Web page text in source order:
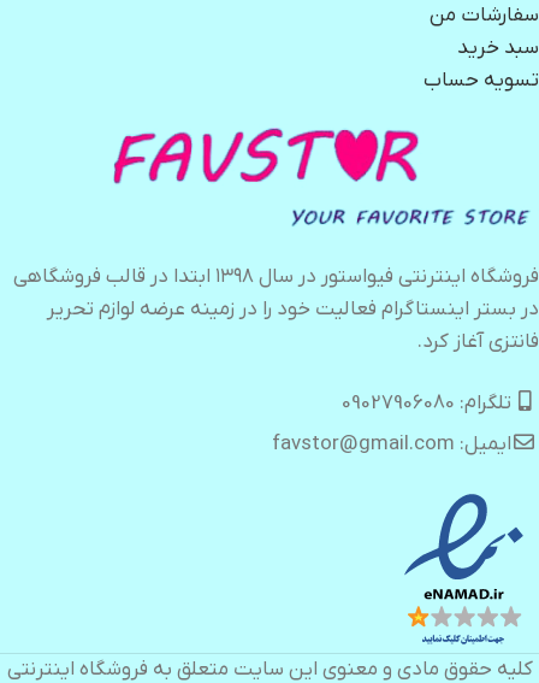
سفارشات من
سبد خرید
تسویه حساب
فروشگاه اینترنتی فیواستور در سال ۱۳۹۸ ابتدا در قالب فروشگاهی
در بستر اینستاگرام فعالیت خود را در زمینه عرضه لوازم تحریر
فانتزی آغاز کرد.
تلگرام: 09027906080
ایمیل: favstor@gmail.com
کلیه حقوق مادی و معنوی این سایت متعلق به فروشگاه اینترنتی